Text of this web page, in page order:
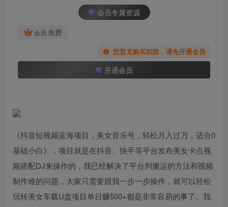
会员专属资源
会员 免费
您暂无购买权限，请先开通会员
开通会员
《抖音短视频蓝海项目，美女音乐号，轻松月入过万，适合0
基础小白》，项目就是在抖音、快手等平台发布美女卡点视
频搭配DJ来操作的，我已经解决了平台判搬运的方法和视频
制作难的问题，大家只需要跟我一步一步操作，就可以轻松
玩转美女车载U盘项目单日赚500+都是非常容易的事了。我